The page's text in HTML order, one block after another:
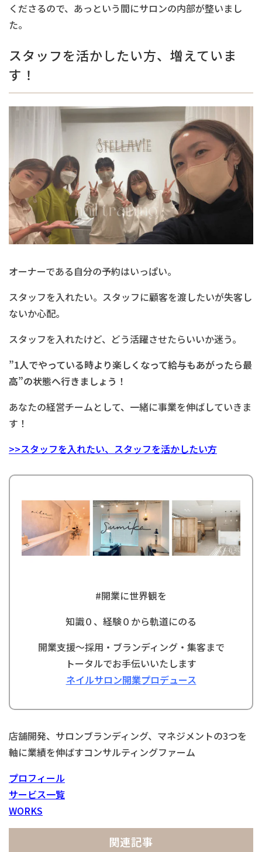
くださるので、あっという間にサロンの内部が整いまし
た。
スタッフを活かしたい方、増えていま
す！
オーナーである自分の予約はいっぱい。
スタッフを入れたい。スタッフに顧客を渡したいが失客し
ないか心配。
スタッフを入れたけど、どう活躍させたらいいか迷う。
”1人でやっている時より楽しくなって給与もあがったら最
高”の状態へ行きましょう！
あなたの経営チームとして、一緒に事業を伸ばしていきま
す！
>>スタッフを入れたい、スタッフを活かしたい方
#開業に世界観を
知識０、経験０から軌道にのる
開業支援〜採用・ブランディング・集客まで
トータルでお手伝いいたします
ネイルサロン開業プロデュース
店舗開発、サロンブランディング、マネジメントの3つを
軸に業績を伸ばすコンサルティングファーム
プロフィール
サービス一覧
WORKS
関連記事